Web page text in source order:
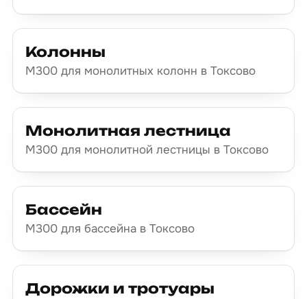
Колонны
М300 для монолитных колонн в Токсово
Монолитная лестница
М300 для монолитной лестницы в Токсово
Бассейн
М300 для бассейна в Токсово
Дорожки и тротуары